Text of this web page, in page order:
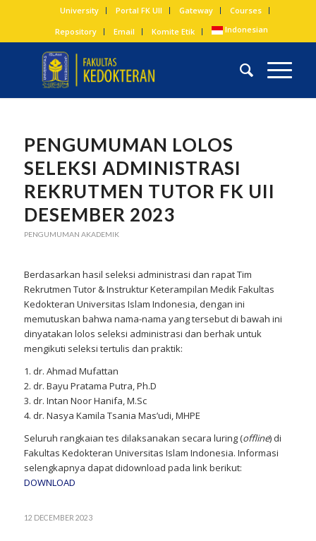
University Portal FK UII Gateway
Courses
Repository
Email Komite Etik Indonesian
PENGUMUMAN LOLOS
SELEKSI ADMINISTRASI
REKRUTMEN TUTOR FK UII
DESEMBER 2023
PENGUMUMAN AKADEMIK
Berdasarkan hasil seleksi administrasi dan rapat Tim
Rekrutmen Tutor & Instruktur Keterampilan Medik Fakultas
Kedokteran Universitas Islam Indonesia, dengan ini
memutuskan bahwa nama-nama yang tersebut di bawah ini
dinyatakan lolos seleksi administrasi dan berhak untuk
mengikuti seleksi tertulis dan praktik:
1. dr. Ahmad Mufattan
2. dr. Bayu Pratama Putra, Ph.D
3. dr. Intan Noor Hanifa, M.Sc
4. dr. Nasya Kamila Tsania Mas’udi, MHPE
Seluruh rangkaian tes dilaksanakan secara luring (offline) di
Fakultas Kedokteran Universitas Islam Indonesia. Informasi
selengkapnya dapat didownload pada link berikut:
DOWNLOAD
12 DECEMBER 2023